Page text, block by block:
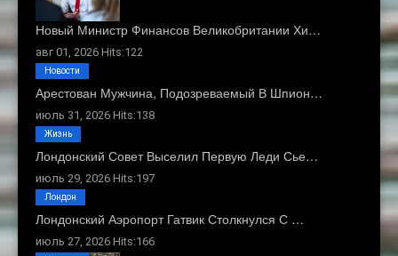
Новый Министр Финансов Великобритании Хи…
авг 01, 2026 Hits:122
Арестован Мужчина, Подозреваемый В Шпион…
июль 31, 2026 Hits:138
Новости
Лондонский Совет Выселил Первую Леди Сье…
июль 29, 2026 Hits:197
Жизнь
Лондонский Аэропорт Гатвик Столкнулся С …
июль 27, 2026 Hits:166
Лондон